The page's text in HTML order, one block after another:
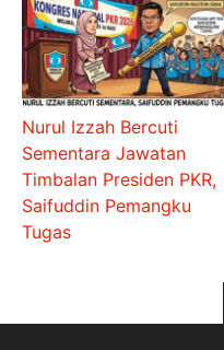
Nurul Izzah Bercuti
Sementara Jawatan
Timbalan Presiden PKR,
Saifuddin Pemangku
Tugas